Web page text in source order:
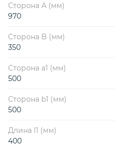
Сторона А (мм)
970
Сторона B (мм)
350
Сторона a1 (мм)
500
Сторона b1 (мм)
500
Длина l1 (мм)
400